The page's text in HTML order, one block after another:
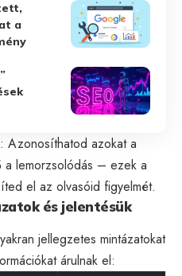
a
: Azonosíthatod azokat a
a lemorzsolódás – ezek a
el az olvasóid figyelmét.
és jelentésük
jellegzetes mintázatokat
árulnak el: